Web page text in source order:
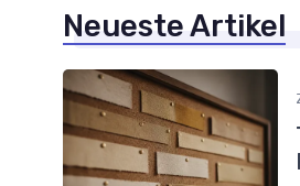
Neueste Artikel